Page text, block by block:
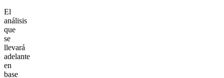
El
análisis
que
se
llevará
adelante
en
base